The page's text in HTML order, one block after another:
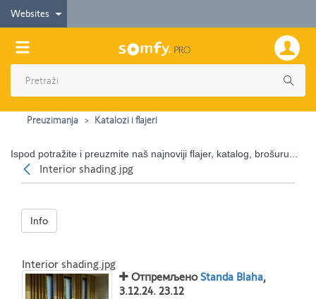
Websites
Preuzimanja Katalozi i flajeri
Ispod potražite i preuzmite naš najnoviji flajer, katalog, brošuru...
Nazad
Interior shading.jpg
Info
Interior shading.jpg
ОтпремљеноStanda Blaha,
3.12.24. 23.12